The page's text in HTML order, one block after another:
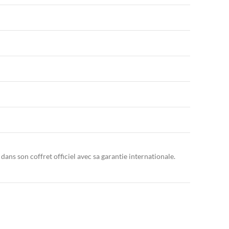
son coffret officiel avec sa garantie internationale.